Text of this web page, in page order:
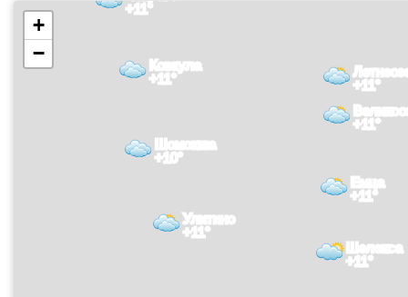
Емца
+11°
Ковкула
+11°
+11°
Шомокша
+10°
Шелекса
+11°
Улитино
+11°
+11°
+11°
+
−